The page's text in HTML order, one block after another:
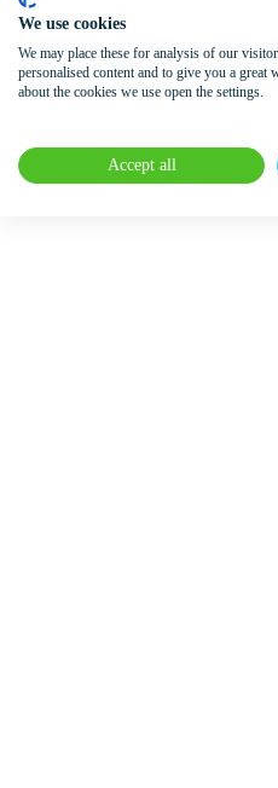
We use cookies
We may place these for analysis of our
personalised content and to give you a
about the cookies we use open the settings.
Accept all